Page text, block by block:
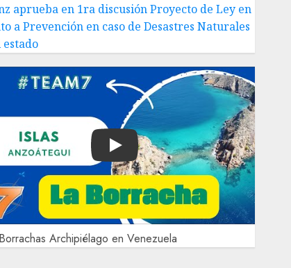
aprueba en 1ra discusión Proyecto de Ley en
a Prevención en caso de Desastres Naturales
estado
Play
Archipiélago en Venezuela